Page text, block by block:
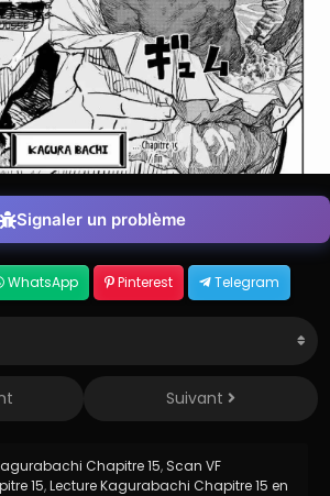
Signaler un problème
WhatsApp Pinterest Telegram
Suivant
Chapitre 15, Scan VF
15,Lecture Kagurabachi Chapitre 15 en